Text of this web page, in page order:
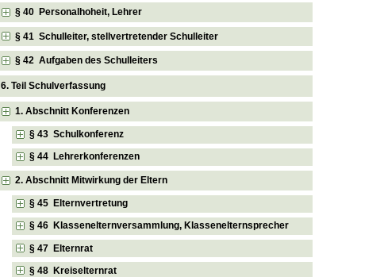
§ 40 Personalhoheit, Lehrer
§ 41 Schulleiter, stellvertretender Schulleiter
§ 42 Aufgaben des Schulleiters
6. Teil Schulverfassung
1. Abschnitt Konferenzen
§ 43 Schulkonferenz
§ 44 Lehrerkonferenzen
2. Abschnitt Mitwirkung der Eltern
§ 45 Elternvertretung
§ 46 Klassenelternversammlung, Klassenelternsprecher
§ 47 Elternrat
§ 48 Kreiselternrat